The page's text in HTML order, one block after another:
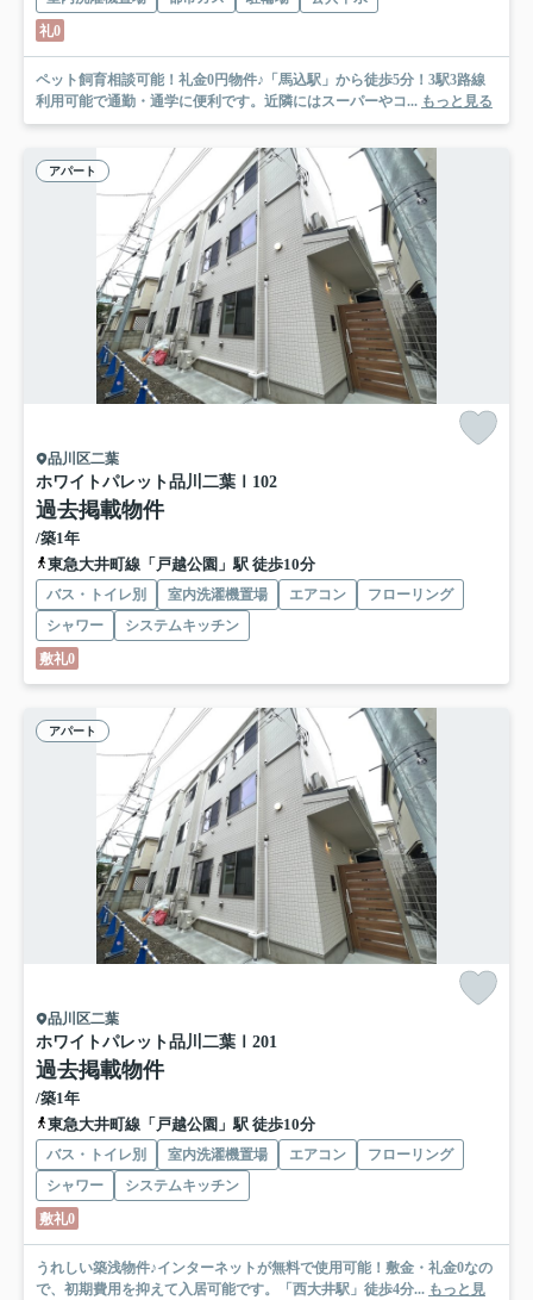
礼0
ペット飼育相談可能！礼金0円物件♪「馬込駅」から徒歩5分！3駅3路線
利用可能で通勤・通学に便利です。近隣にはスーパーやコ... もっと見る
アパート
品川区二葉
ホワイトパレット品川二葉Ⅰ 102
過去掲載物件
/築1年
東急大井町線「戸越公園」駅 徒歩10分
バス・トイレ別 室内洗濯機置場 エアコン
フローリング
シャワー
システムキッチン
敷礼0
アパート
品川区二葉
ホワイトパレット品川二葉Ⅰ 201
過去掲載物件
/築1年
東急大井町線「戸越公園」駅 徒歩10分
バス・トイレ別 室内洗濯機置場 エアコン
フローリング
シャワー
システムキッチン
敷礼0
うれしい築浅物件♪インターネットが無料で使用可能！敷金・礼金0なの
で、初期費用を抑えて入居可能です。「西大井駅」徒歩4分... もっと見